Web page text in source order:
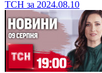
ТСН за 2024.08.10